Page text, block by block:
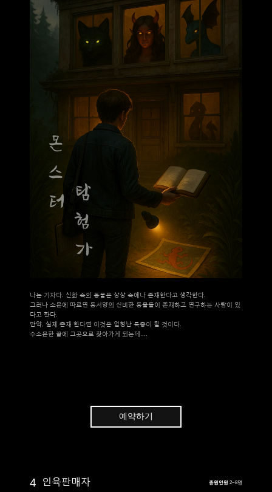
나는 기자다. 신화 속의 동물은 상상 속에나 존재한다고 생각한다.
그러나 소문에 따르면 동서양의 신비한 동물들이 존재하고 연구하는 사람이 있
다고 한다.
만약, 실제 존재 한다면 이것은 엄청난 특종이 될 것이다.
수소문한 끝에 그곳으로 찾아가게 되는데....
예약하기
4 인육판매자 총원인원 2~8명